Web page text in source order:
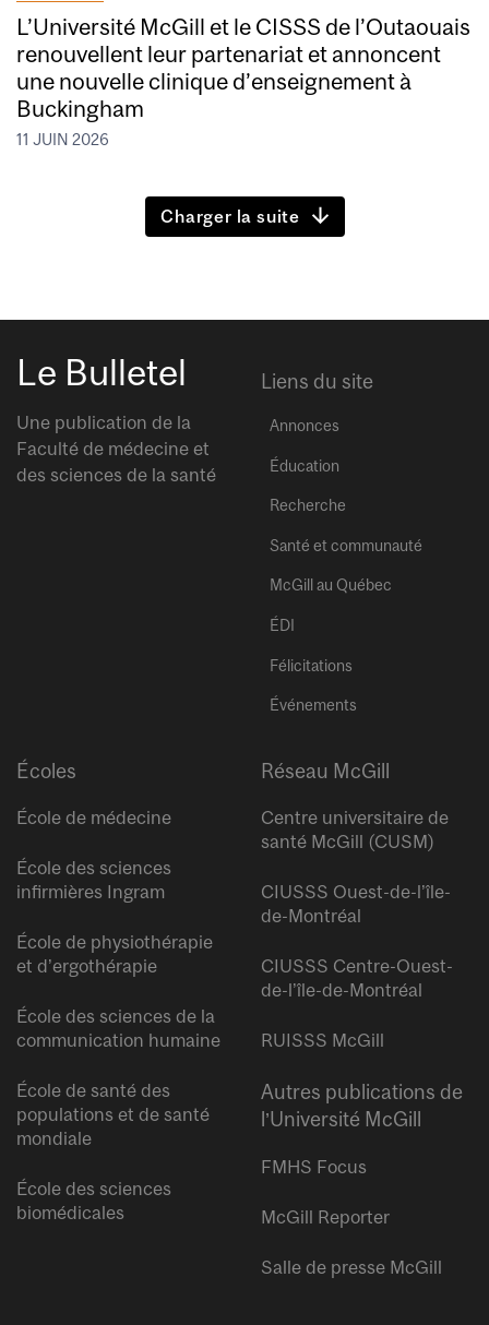
L’Université McGill et le CISSS de l’Outaouais
renouvellent leur partenariat et annoncent
une nouvelle clinique d’enseignement à
Buckingham
11 JUIN 2026
Charger la suite
Le Bulletel
Une publication de la
Faculté de médecine et
des sciences de la santé
Liens du site
Annonces
Éducation
Recherche
Santé et communauté
McGill au Québec
ÉDI
Félicitations
Événements
Écoles
École de médecine
École des sciences
infirmières Ingram
École de physiothérapie
et d’ergothérapie
École des sciences de la
communication humaine
École de santé des
populations et de santé
mondiale
École des sciences
biomédicales
Réseau McGill
Centre universitaire de
santé McGill (CUSM)
CIUSSS Ouest-de-l’île-
de-Montréal
CIUSSS Centre-Ouest-
de-l’île-de-Montréal
RUISSS McGill
Autres publications de
l’Université McGill
FMHS Focus
McGill Reporter
Salle de presse McGill